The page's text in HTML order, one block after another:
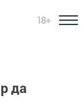
18+
да